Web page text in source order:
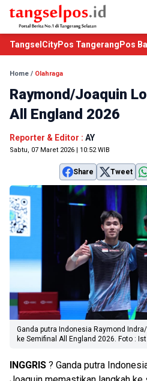
TangselCityPos Tangerang Pos
Home / Olahraga
Raymond/Joaquin
All England 2026
Reporter & Editor : AY
Sabtu, 07 Maret 2026 | 10:52 WIB
Share Tweet
Ganda putra Indonesia Raymond
ke Semifinal All England 2026. Foto : Ist
INGGRIS ? Ganda putra